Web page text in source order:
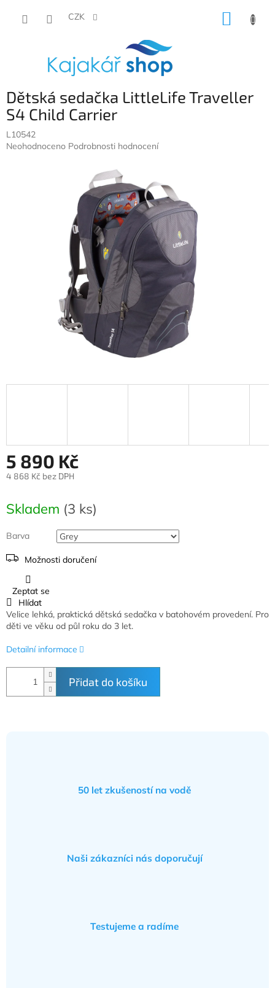
CZK
Dětská sedačka LittleLife Traveller
S4 Child Carrier
L10542
Průměrné
Neohodnoceno Podrobnosti hodnocení
5 890 Kč
4 868 Kč bez DPH
cena:
Skladem (3 ks)
Barva
Možnosti doručení
Přidat do košíku
Velice lehká, praktická dětská sedačka v batohovém provedení. Pro
děti ve věku od půl roku do 3 let.
Detailní informace
Zeptat se
Hlídat
50 let zkušeností na vodě
Naši zákazníci nás doporučují
Testujeme a radíme